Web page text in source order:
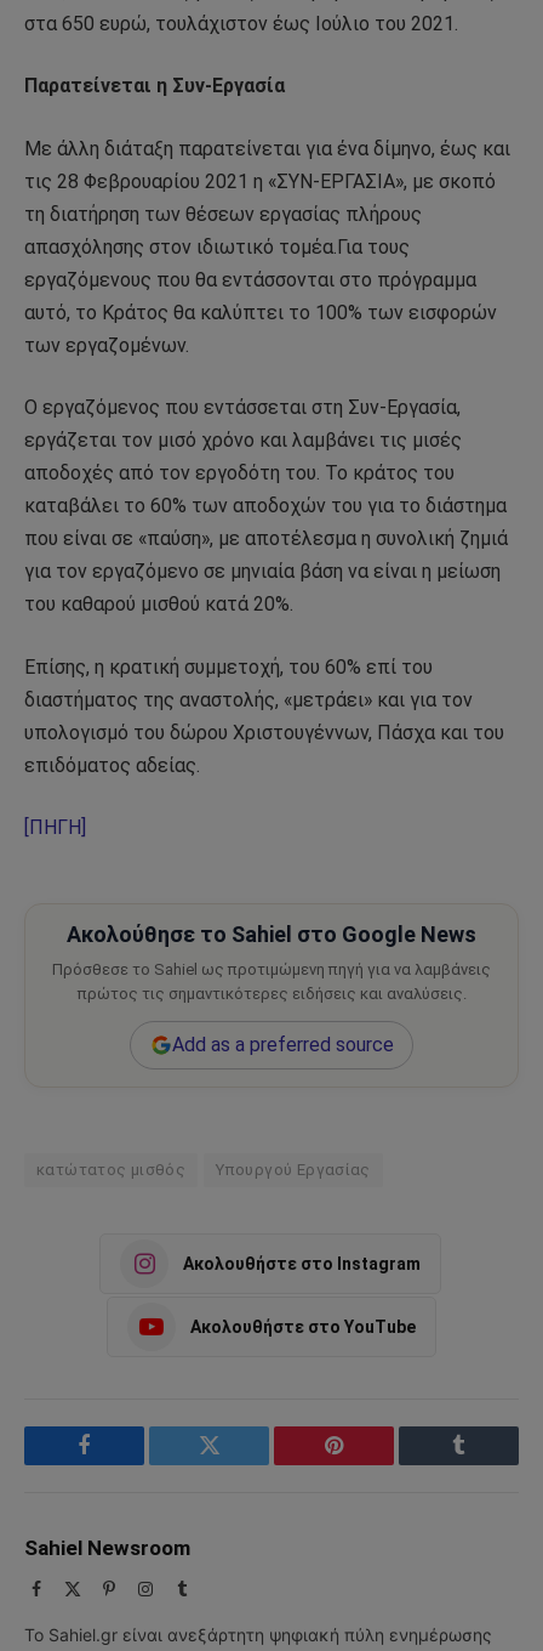
στα 650 ευρώ, τουλάχιστον έως Ιούλιο του 2021.
Παρατείνεται η Συν-Εργασία
Με άλλη διάταξη παρατείνεται για ένα δίμηνο, έως και
τις 28 Φεβρουαρίου 2021 η «ΣΥΝ-ΕΡΓΑΣΙΑ», με σκοπό
τη διατήρηση των θέσεων εργασίας πλήρους
απασχόλησης στον ιδιωτικό τομέα.Για τους
εργαζόμενους που θα εντάσσονται στο πρόγραμμα
αυτό, το Κράτος θα καλύπτει το 100% των εισφορών
των εργαζομένων.
Ο εργαζόμενος που εντάσσεται στη Συν-Εργασία,
εργάζεται τον μισό χρόνο και λαμβάνει τις μισές
αποδοχές από τον εργοδότη του. Το κράτος του
καταβάλει το 60% των αποδοχών του για το διάστημα
που είναι σε «παύση», με αποτέλεσμα η συνολική ζημιά
για τον εργαζόμενο σε μηνιαία βάση να είναι η μείωση
του καθαρού μισθού κατά 20%.
Επίσης, η κρατική συμμετοχή, του 60% επί του
διαστήματος της αναστολής, «μετράει» και για τον
υπολογισμό του δώρου Χριστουγέννων, Πάσχα και του
επιδόματος αδείας.
[ΠΗΓΗ]
Ακολούθησε το Sahiel στο Google News
Πρόσθεσε το Sahiel ως προτιμώμενη πηγή για να λαμβάνεις
πρώτος τις σημαντικότερες ειδήσεις και αναλύσεις.
Add as a preferred source
κατώτατος μισθός Υπουργού Εργασίας
Ακολουθήστε στο Instagram
Ακολουθήστε στο YouTube
Facebook Twitter Pinterest Tumblr
Sahiel Newsroom
Facebook PinterestInstagram
Tumblr
Το Sahiel.gr είναι ανεξάρτητη ψηφιακή πύλη ενημέρωσης